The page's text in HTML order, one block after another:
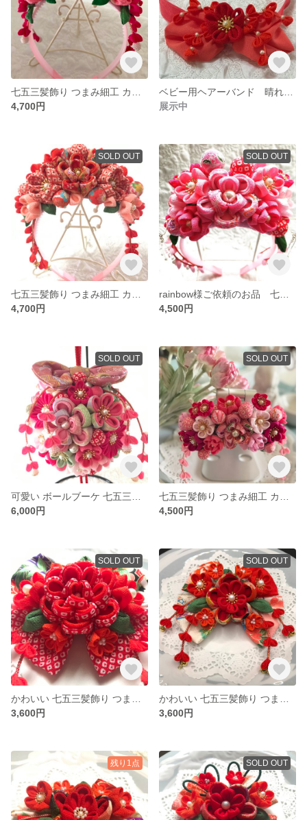
4,700円
展示中
SOLD OUT
4,700円
SOLD OUT
4,500円
SOLD OUT
6,000円
SOLD OUT
4,500円
SOLD OUT
3,600円
SOLD OUT
3,600円
残り1点 SOLD OUT